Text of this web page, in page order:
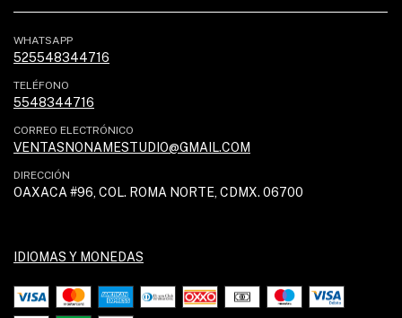
WHATSAPP
525548344716
TELÉFONO
5548344716
CORREO ELECTRÓNICO
VENTASNONAMESTUDIO@GMAIL.COM
DIRECCIÓN
OAXACA #96, COL. ROMA NORTE, CDMX. 06700
IDIOMAS Y MONEDAS